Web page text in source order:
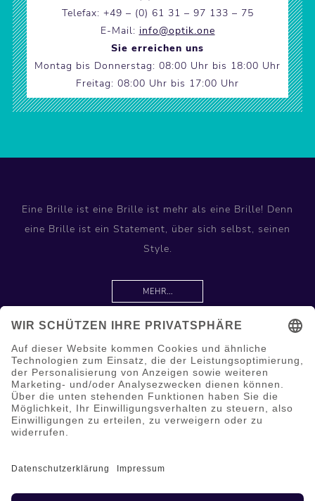
Telefax: +49 – (0) 61 31 – 97 133 – 75
E-Mail: info@optik.one
Sie erreichen uns
Montag bis Donnerstag: 08:00 Uhr bis 18:00 Uhr
Freitag: 08:00 Uhr bis 17:00 Uhr
Eine Brille ist eine Brille ist mehr als eine Brille! Denn
eine Brille ist ein Statement, über sich selbst, seinen
Style.
MEHR...
Information
Hilfe & Service